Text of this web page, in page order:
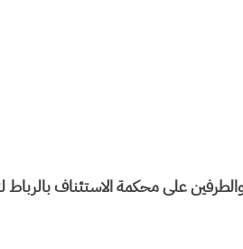
على محكمة الاستئناف